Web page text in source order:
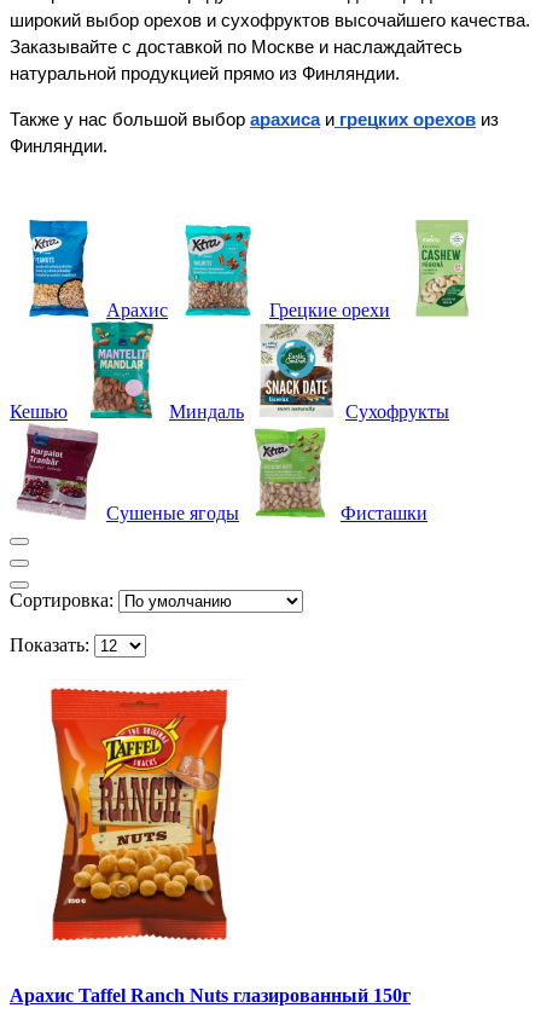
широкий выбор орехов и сухофруктов высочайшего качества.
Заказывайте с доставкой по Москве и наслаждайтесь
натуральной продукцией прямо из Финляндии.
Также у нас большой выбор арахиса и грецких орехов из
Финляндии.
Арахис Грецкие орехи
Кешью Миндаль Сухофрукты
Сушеные ягоды Фисташки
Сортировка:
Показать:
Арахис Taffel Ranch Nuts глазированный 150г